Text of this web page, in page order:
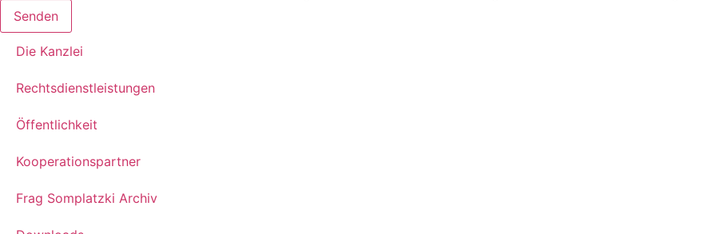
Senden
Die Kanzlei
Rechtsdienstleistungen
Öffentlichkeit
Kooperationspartner
Frag Somplatzki Archiv